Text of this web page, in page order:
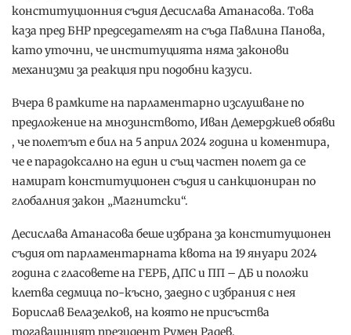
конституционния съдия Десислава Атанасова. Това
каза пред БНР председателят на съда Павлина Панова,
като уточни, че институцията няма законови
механизми за реакция при подобни казуси.
Вчера в рамките на парламентарно изслушване по
предложение на мнозинството, Иван Демерджиев обяви
, че полетът е бил на 5 април 2024 година и коментира,
че е парадоксално на един и същ частен полет да се
намират конституционен съдия и санкциониран по
глобалния закон „Магнитски“.
Десислава Атанасова беше избрана за конституционен
съдия от парламентарната квота на 19 януари 2024
година с гласовете на ГЕРБ, ДПС и ПП – ДБ и положи
клетва седмица по-късно, заедно с избрания с нея
Борислав Белазелков, на която не присъства
тогавашният президент Румен Радев.